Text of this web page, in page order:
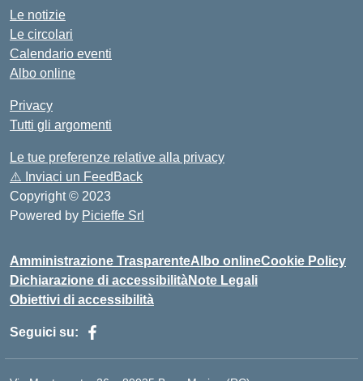
Le notizie
Le circolari
Calendario eventi
Albo online
Privacy
Tutti gli argomenti
Le tue preferenze relative alla privacy
⚠️ Inviaci un FeedBack
Copyright © 2023
Powered by Picieffe Srl
Amministrazione TrasparenteAlbo onlineCookie Policy
Dichiarazione di accessibilitàNote Legali
Obiettivi di accessibilità
Seguici su: